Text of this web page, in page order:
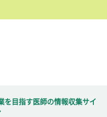
を目指す医師の情報収集サイ